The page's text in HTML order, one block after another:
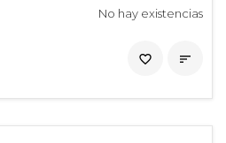
No hay existencias

favorite_border